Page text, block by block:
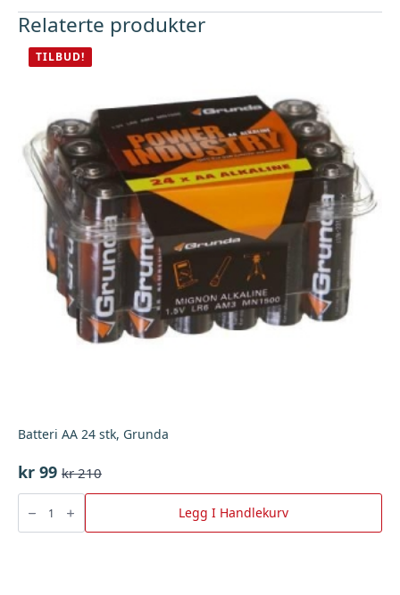
Relaterte produkter
TILBUD!
Batteri AA 24 stk, Grunda
kr210
Opprinnelig
pris
var:
kr 210.
kr 99
Nåværende
pris
er:
kr 99.
Batteri
24
stk,
Legg I Handlekurv